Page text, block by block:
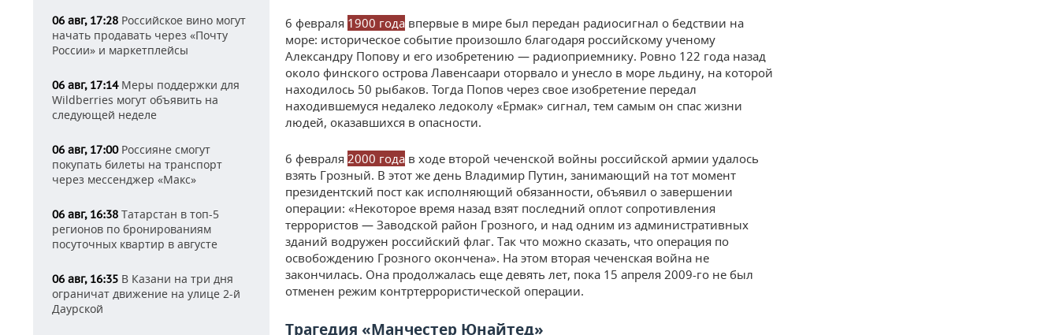
06 авг, 17:28 Российское вино могут
начать продавать через «Почту
России» и маркетплейсы
06 авг, 17:14Меры поддержки для
Wildberries могут объявить на
следующей неделе
06 авг, 17:00Россияне смогут
покупать билеты на транспорт
через мессенджер «Макс»
06 авг, 16:38 Татарстан в топ-5
регионов по бронированиям
посуточных квартир в августе
06 авг, 16:35 В Казани на три дня
ограничат движение на улице 2-й
Даурской
6 февраля 1900 года впервые в мире был передан радиосигнал о бедствии на
море: историческое событие произошло благодаря российскому ученому
Александру Попову и его изобретению — радиоприемнику. Ровно 122 года назад
около финского острова Лавенсаари оторвало и унесло в море льдину, на которой
находилось 50 рыбаков. Тогда Попов через свое изобретение передал
находившемуся недалеко ледоколу «Ермак» сигнал, тем самым он спас жизни
людей, оказавшихся в опасности.
6 февраля 2000 года в ходе второй чеченской войны российской армии удалось
взять Грозный. В этот же день Владимир Путин, занимающий на тот момент
президентский пост как исполняющий обязанности, объявил о завершении
операции: «Некоторое время назад взят последний оплот сопротивления
террористов — Заводской район Грозного, и над одним из административных
зданий водружен российский флаг. Так что можно сказать, что операция по
освобождению Грозного окончена». На этом вторая чеченская война не
закончилась. Она продолжалась еще девять лет, пока 15 апреля 2009-го не был
отменен режим контртеррористической операции.
Трагедия «Манчестер Юнайтед»